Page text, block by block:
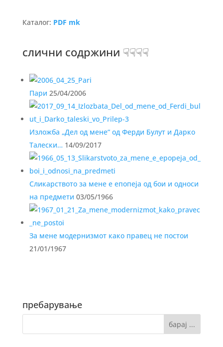
Каталог: PDF mk
слични содржини ☟☟☟☟
Пари 25/04/2006
Изложба „Дел од мене“ од Ферди Булут и Дарко
Талески… 14/09/2017
Сликарството за мене е епопеја од бои и односи
на предмети 03/05/1966
За мене модернизмот како правец не постои
21/01/1967
пребарување